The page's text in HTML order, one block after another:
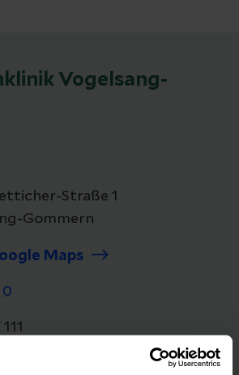
Vogelsang-
Straße 1
Gommern
Maps
0